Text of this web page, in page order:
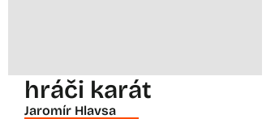
hráči karát
Jaromír Hlavsa